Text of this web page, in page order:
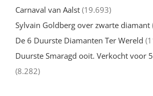
Carnaval van Aalst (19.693)
Sylvain Goldberg over zwarte diamant
De 6 Duurste Diamanten Ter Wereld
Duurste Smaragd ooit. Verkocht voor
(8.282)